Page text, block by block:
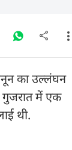
का उल्लंघन
गुजरात में एक
थी.